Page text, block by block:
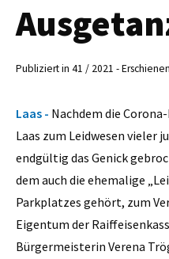
Publiziert in 41 / 2021 -
Laas - Nachdem die
Laas zum Leidwesen vieler
endgültig das Genick
dem auch die ehemalige
Parkplatzes gehört, zum
Eigentum der
Bürgermeisterin Verena